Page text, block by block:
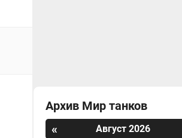
Архив Мир танков
«
Август 2026